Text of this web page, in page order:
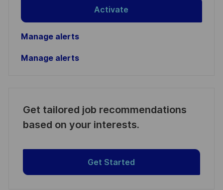
Activate
Manage alerts
Manage alerts
Get tailored job recommendations
based on your interests.
Get Started